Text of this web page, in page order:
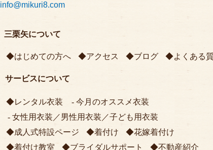
info@mikuri8.com
三栗矢について
はじめての方へ アクセス ブログ よくある
サービスについて
レンタル衣装
今月のオススメ衣装
女性用衣装 ／男性用衣装 ／子ども用衣装
成人式特設ページ
着付け
花嫁着付け
着付け教室
ブライダルサポート 不動産紹介